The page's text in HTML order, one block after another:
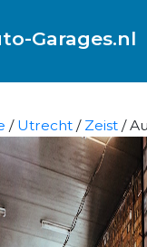
Garages.nl
/ Utrecht / Zeist /